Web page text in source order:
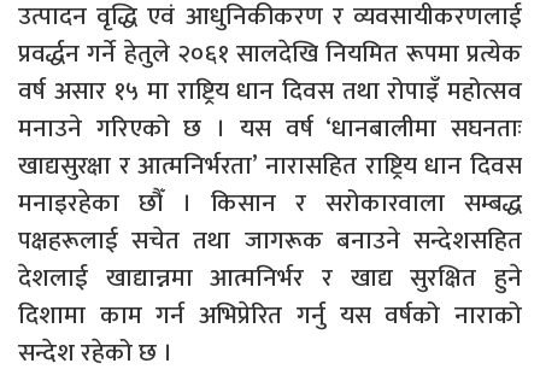
उत्पादन वृद्धि एवं आधुनिकीकरण र व्यवसायीकरणलाई
प्रवर्द्धन गर्ने हेतुले २०६१ सालदेखि नियमित रूपमा प्रत्येक
वर्ष असार १५ मा राष्ट्रिय धान दिवस तथा रोपाइँ महोत्सव
मनाउने गरिएको छ । यस वर्ष ‘धानबालीमा सघनताः
खाद्यसुरक्षा र आत्मनिर्भरता’ नारासहित राष्ट्रिय धान दिवस
मनाइरहेका छौँ । किसान र सरोकारवाला सम्बद्ध
पक्षहरूलाई सचेत तथा जागरूक बनाउने सन्देशसहित
देशलाई खाद्यान्नमा आत्मनिर्भर र खाद्य सुरक्षित हुने
दिशामा काम गर्न अभिप्रेरित गर्नु यस वर्षको नाराको
सन्देश रहेको छ ।